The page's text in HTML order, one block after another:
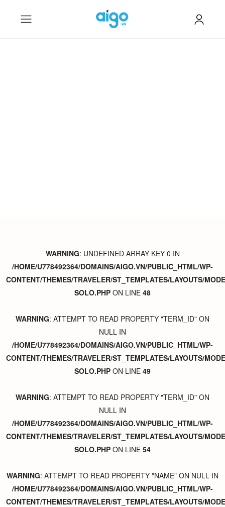
WARNING: UNDEFINED ARRAY KEY 0 IN
/HOME/U778492364/DOMAINS/AIGO.VN/PUBLIC_HTML/WP-
CONTENT/THEMES/TRAVELER/ST_TEMPLATES/LAYOUTS/
SOLO.PHP ON LINE 48
WARNING: ATTEMPT TO READ PROPERTY "TERM_ID" ON
NULL IN
/HOME/U778492364/DOMAINS/AIGO.VN/PUBLIC_HTML/WP-
CONTENT/THEMES/TRAVELER/ST_TEMPLATES/LAYOUTS/
SOLO.PHP ON LINE 49
WARNING: ATTEMPT TO READ PROPERTY "TERM_ID" ON
NULL IN
/HOME/U778492364/DOMAINS/AIGO.VN/PUBLIC_HTML/WP-
CONTENT/THEMES/TRAVELER/ST_TEMPLATES/LAYOUTS/
SOLO.PHP ON LINE 54
WARNING: ATTEMPT TO READ PROPERTY "NAME" ON NULL IN
/HOME/U778492364/DOMAINS/AIGO.VN/PUBLIC_HTML/WP-
CONTENT/THEMES/TRAVELER/ST_TEMPLATES/LAYOUTS/